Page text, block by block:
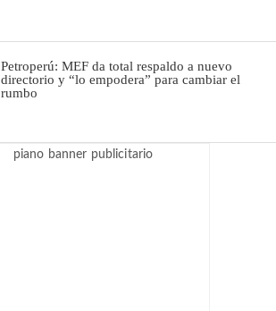
Petroperú: MEF da total respaldo a nuevo
directorio y “lo empodera” para cambiar el
rumbo